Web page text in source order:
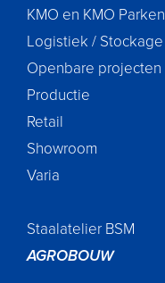
KMO en KMO Parken
Logistiek / Stockage
Openbare projecten
Productie
Retail
Showroom
Varia
Staalatelier BSM
AGROBOUW